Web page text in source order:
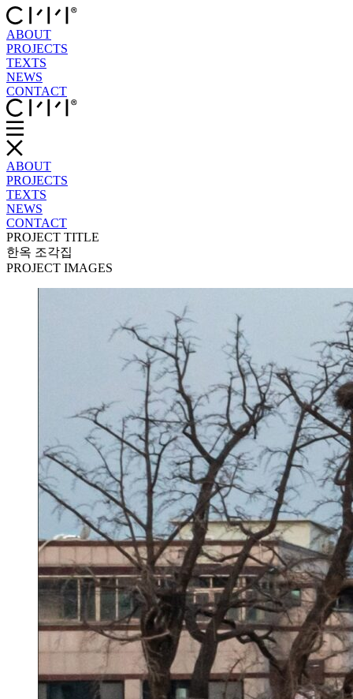
ABOUT
PROJECTS
TEXTS
NEWS
CONTACT
ABOUT
PROJECTS
TEXTS
NEWS
CONTACT
PROJECT TITLE
한옥 조각집
PROJECT IMAGES